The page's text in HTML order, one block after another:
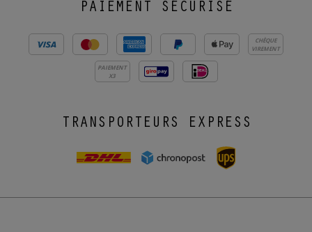
PAIEMENT SÉCURISÉ
CHÈQUE
VIREMENT
PAIEMENT
X3
TRANSPORTEURS EXPRESS